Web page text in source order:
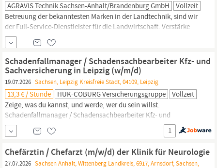
AGRAVIS Technik Sachsen-Anhalt/Brandenburg GmbH
Vollzeit
Betreuung der bekanntesten Marken in der Landtechnik, sind wir
der Full-Service-Dienstleister für die Landwirtschaft. Verstärke
das Team der AGRAVIS Technik
GmbH, zum nächstmöglichen Zeitpunkt, als Mechatroniker
(m/w/d) am Standort Winterfeld. Du suchst eine Position, in der
du deine Leidenschaft
Schadenfallmanager / Schadensachbearbeiter Kfz- und
Sachversicherung in Leipzig (w/m/d)
19.07.2026 Sachsen, Leipzig Kreisfreie Stadt, 04109, Leipzig
13,3 € / Stunde HUK-COBURG Versicherungsgruppe
Vollzeit
Zeige, was du kannst, und werde, wer du sein willst.
Schadenfallmanager / Schadensachbearbeiter Kfz- und
Sachversicherung in Leipzig (w/m/d) Leipzig,
Sachsen,
Deutschland Beschäftigungsart Vollzeit Wochenarbeitszeit 38
Stunden Befristungsart Unbefristet Besetzungsstart sofort Darauf
kannst du dich freuen Erste Anlaufstelle unserer
1
Chefärztin / Chefarzt (m/w/d) der Klinik für Neurologie
27.07.2026 Sachsen Anhalt, Wittenberg Landkreis, 6917, Arnsdorf, Sachsen,